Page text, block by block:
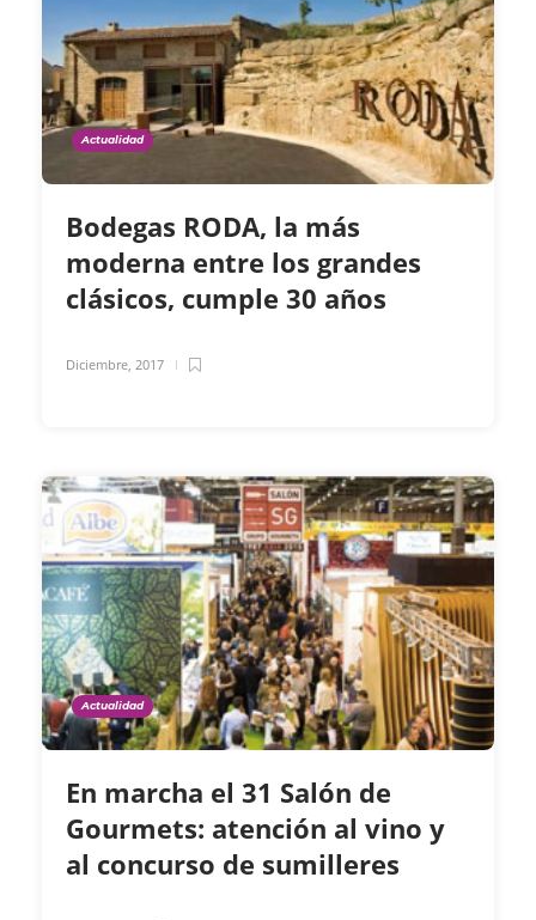
Actualidad
Bodegas RODA, la más
moderna entre los grandes
clásicos, cumple 30 años
Diciembre, 2017
Actualidad
En marcha el 31 Salón de
Gourmets: atención al vino y
al concurso de sumilleres